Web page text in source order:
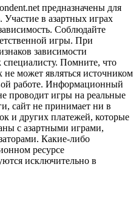
предназначены для
в азартных играх
Соблюдайте
игры. При
зависимости
специалисту. Помните, что
не может являться источником
работе. Информационный
проводит игры на реальные
сайт не принимает ни в
и других платежей, которые
с азартными играми,
Какие-либо
ресурсе
исключительно в